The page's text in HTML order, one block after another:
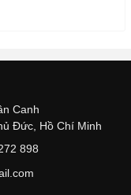
Canh
Đức, Hồ Chí Minh
898